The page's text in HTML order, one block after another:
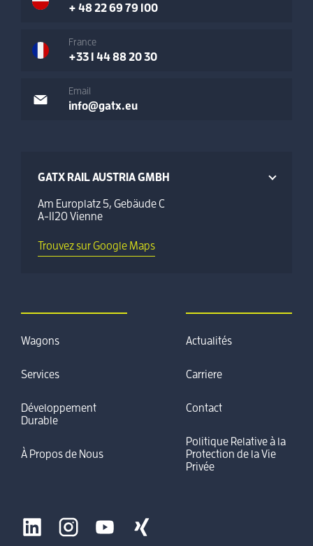
+ 48 22 69 79 100
France
+33 1 44 88 20 30
Email
info@gatx.eu
GATX RAIL AUSTRIA GMBH
Am Europlatz 5, Gebäude C
A-1120 Vienne
Trouvez sur Google Maps
Wagons
Services
Développement
Durable
À Propos de Nous
Actualités
Carriere
Contact
Politique Relative à la
Protection de la Vie
Privée